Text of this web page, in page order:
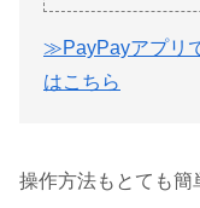
≫PayPayアプリ
はこちら
操作方法もとても簡